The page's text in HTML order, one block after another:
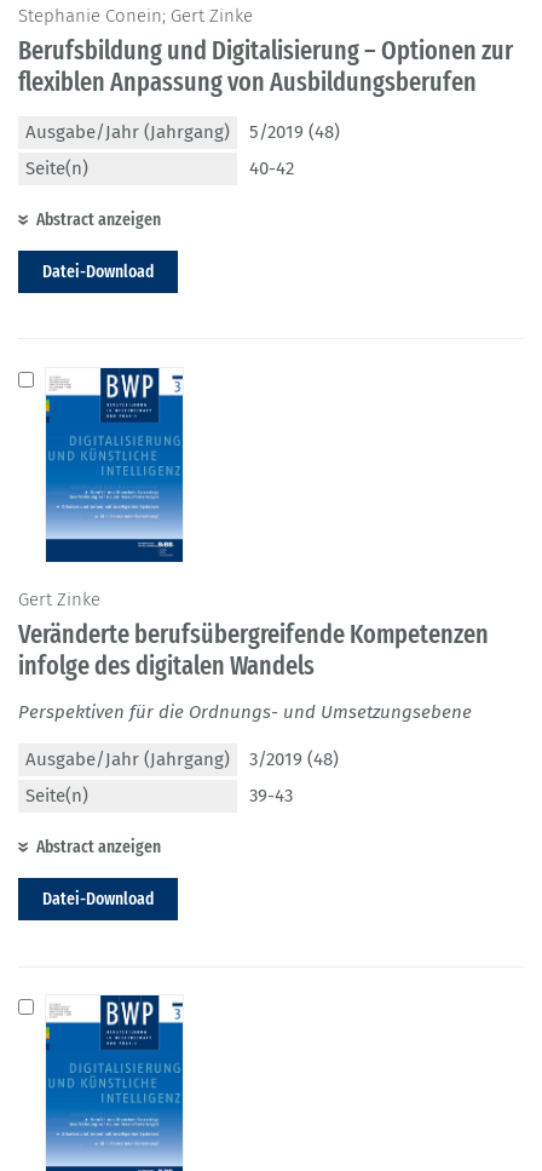
Stephanie Conein; Gert Zinke
Berufsbildung und Digitalisierung – Optionen zur
flexiblen Anpassung von Ausbildungsberufen
Ausgabe/Jahr (Jahrgang)
5/2019 (48)
Seite(n)
40-42
Abstract anzeigen
Datei-Download
Gert Zinke
Veränderte berufsübergreifende Kompetenzen
infolge des digitalen Wandels
Perspektiven für die Ordnungs- und Umsetzungsebene
Ausgabe/Jahr (Jahrgang)
3/2019 (48)
Seite(n)
39-43
Abstract anzeigen
Datei-Download